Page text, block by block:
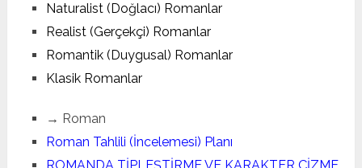
Naturalist (Doğlacı) Romanlar
Realist (Gerçekçi) Romanlar
Romantik (Duygusal) Romanlar
Klasik Romanlar
→ Roman
Roman Tahlili (İncelemesi) Planı
ROMANDA TİPLEŞTİRME VE KARAKTER ÇİZME